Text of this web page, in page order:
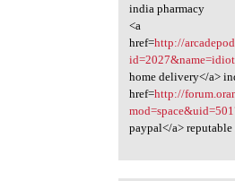
india pharmacy
<a
href=http://
home delivery</a>
href=http://
paypal</a>